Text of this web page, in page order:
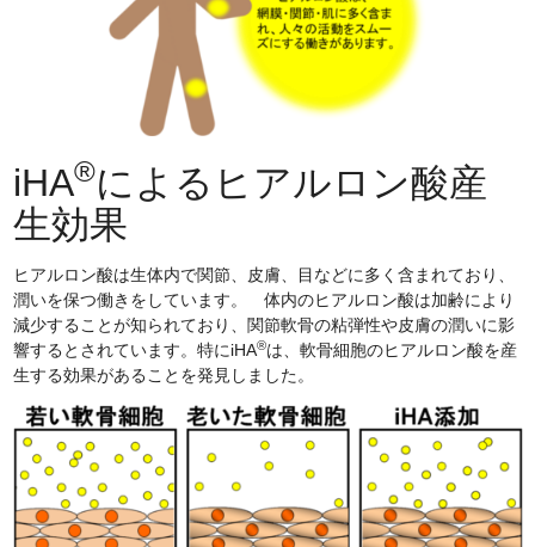
iHA®によるヒアルロン酸産
生効果
ヒアルロン酸は生体内で関節、皮膚、目などに多く含まれており、
潤いを保つ働きをしています。 体内のヒアルロン酸は加齢により
減少することが知られており、関節軟骨の粘弾性や皮膚の潤いに影
響するとされています。特にiHA®は、軟骨細胞のヒアルロン酸を産
生する効果があることを発見しました。